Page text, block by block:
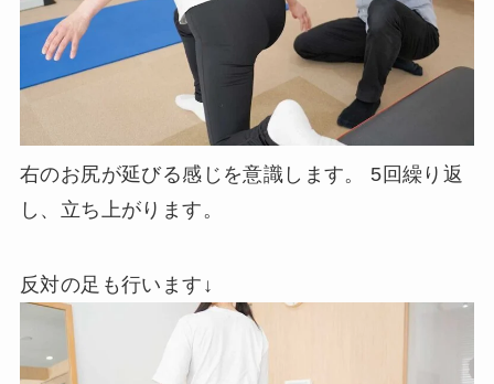
右のお尻が延びる感じを意識します。 5回繰り返
し、立ち上がります。
反対の足も行います↓